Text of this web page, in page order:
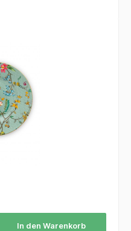
In den Warenkorb